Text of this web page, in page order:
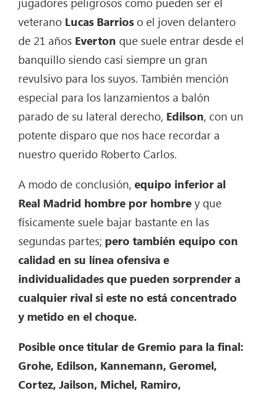
veterano Lucas Barrios o el joven delantero
de 21 años Everton que suele entrar desde el
banquillo siendo casi siempre un gran
revulsivo para los suyos. También mención
especial para los lanzamientos a balón
parado de su lateral derecho, Edilson, con un
potente disparo que nos hace recordar a
nuestro querido Roberto Carlos.
A modo de conclusión,equipo inferior al
Real Madrid hombre por hombrey que
físicamente suele bajar bastante en las
segundas partes; pero también equipo con
calidad en su línea ofensiva e
individualidades que pueden sorprender a
cualquier rival si este no está concentrado
y metido en el choque.
Posible once titular de Gremio para la final:
Grohe, Edilson, Kannemann, Geromel,
Cortez, Jailson, Michel, Ramiro,